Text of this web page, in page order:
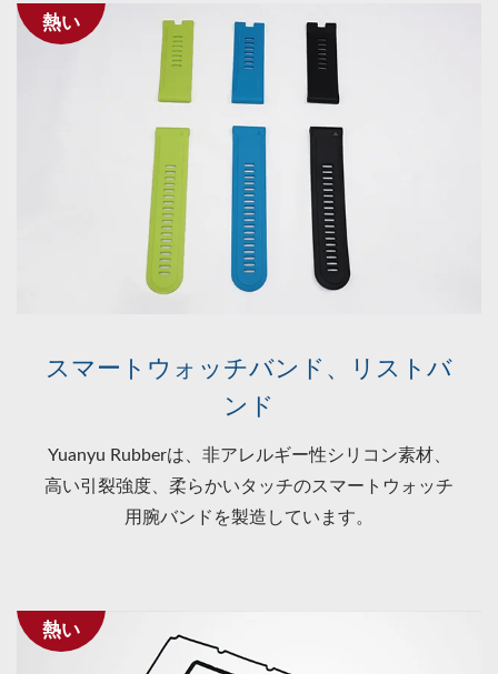
熱い
スマートウォッチバンド、リストバ
ンド
Yuanyu Rubberは、非アレルギー性シリコン素材、
高い引裂強度、柔らかいタッチのスマートウォッチ
用腕バンドを製造しています。
熱い